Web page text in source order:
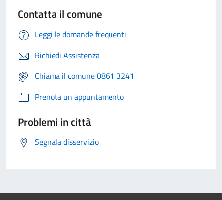
Contatta il comune
Leggi le domande frequenti
Richiedi Assistenza
Chiama il comune 0861 3241
Prenota un appuntamento
Problemi in città
Segnala disservizio